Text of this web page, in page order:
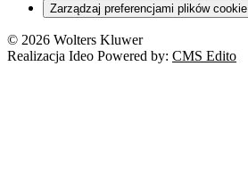
Zarządzaj preferencjami plików cookie
© 2026 Wolters Kluwer
Realizacja Ideo Powered by: CMS Edito